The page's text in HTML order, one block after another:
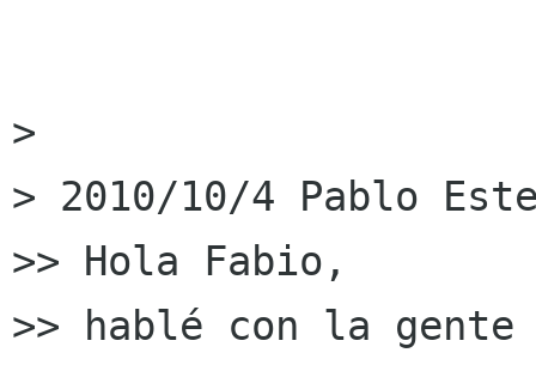
>
> 2010/10/4 Pablo
>> Hola Fabio,
>> hablé con la